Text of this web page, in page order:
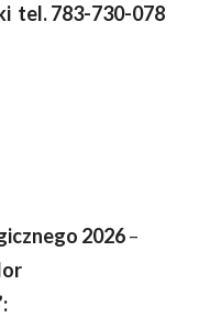
tel. 783-730-078
2026–